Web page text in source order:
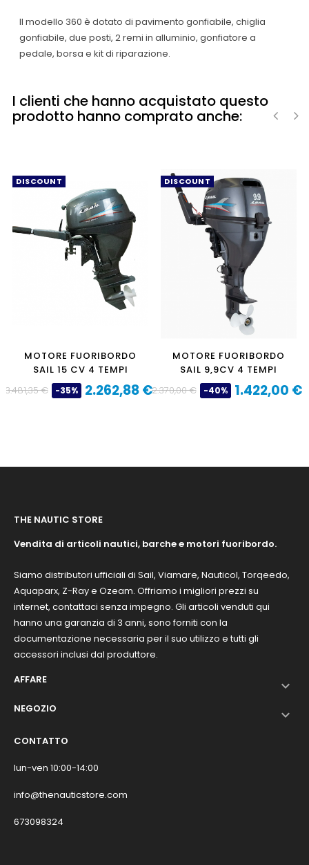
Il modello 360 è dotato di pavimento gonfiabile, chiglia
gonfiabile, due posti, 2 remi in alluminio, gonfiatore a
pedale, borsa e kit di riparazione.
I clienti che hanno acquistato questo
prodotto hanno comprato anche:
DISCOUNT
MOTORE FUORIBORDO
SAIL 15 CV 4 TEMPI
Prezzo
3.481,35 € -35%
Prezzo
2.262,88 €
DISCOUNT
MOTORE FUORIBORDO
SAIL 9,9CV 4 TEMPI
Prezzo
2.370,00 € -40%
Prezzo
1.422,00 €
THE NAUTIC STORE
Vendita di articoli nautici, barche e motori fuoribordo.
Siamo distributori ufficiali di Sail, Viamare, Nauticol, Torqeedo,
Aquaparx, Z-Ray e Ozeam. Offriamo i migliori prezzi su
internet, contattaci senza impegno. Gli articoli venduti qui
hanno una garanzia di 3 anni, sono forniti con la
documentazione necessaria per il suo utilizzo e tutti gli
accessori inclusi dal produttore.
AFFARE

NEGOZIO 
CONTATTO
lun-ven 10:00-14:00
info@thenauticstore.com
673098324